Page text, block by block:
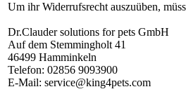
Um ihr Widerrufsrecht auszuüben,
Dr.Clauder solutions for pets GmbH
Auf dem Stemmingholt 41
46499 Hamminkeln
Telefon: 02856 9093900
E-Mail: service@king4pets.com